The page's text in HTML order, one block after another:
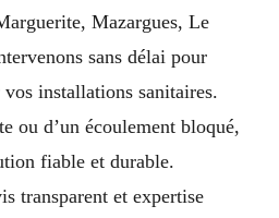
Mazargues, Le
sans délai pour
installations sanitaires.
ou d’un écoulement bloqué,
fiable et durable.
transparent et expertise